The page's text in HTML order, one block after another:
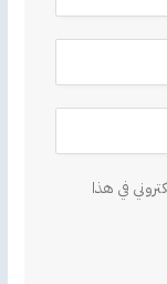
في هذا